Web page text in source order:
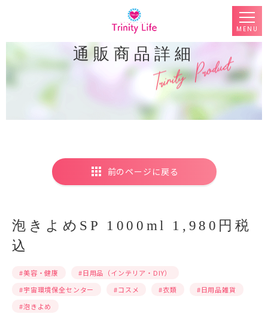
MENU
通販商品詳細
前のページに戻る
泡きよめSP 1000ml 1,980円税
込
#美容・健康
#⽇⽤品（インテリア・DIY）
#宇宙環境保全センター
#コスメ #⾐類
#⽇⽤品雑貨
#泡きよめ